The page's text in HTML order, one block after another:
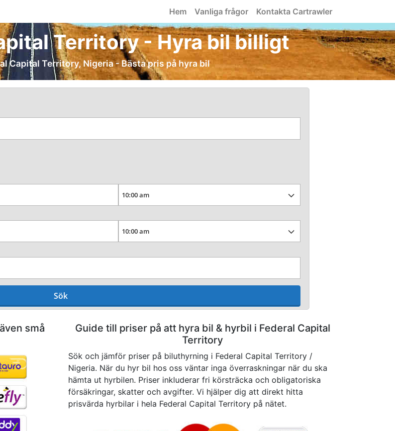
Hem Vanliga frågor Kontakta Cartrawler
Territory - Hyra bil billigt
Capital Territory, Nigeria - Bästa pris på hyra bil
Sök
små
Guide till priser på att hyra bil & hyrbil i Federal Capital
Territory
Sök och jämför priser på biluthyrning i Federal Capital Territory /
Nigeria. När du hyr bil hos oss väntar inga överraskningar när du ska
hämta ut hyrbilen. Priser inkluderar fri körsträcka och obligatoriska
försäkringar, skatter och avgifter. Vi hjälper dig att direkt hitta
prisvärda hyrbilar i hela Federal Capital Territory på nätet.